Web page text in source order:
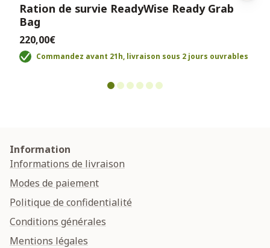
Ration de survie ReadyWise Ready Grab
Bag
220,00€
Commandez avant 21h, livraison sous 2 jours ouvrables
Information
Informations de livraison
Modes de paiement
Politique de confidentialité
Conditions générales
Mentions légales